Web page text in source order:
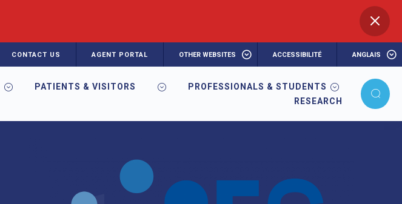
CONTACT US AGENT PORTAL OTHER WEBSITES ACCESSIBILITÉ ANGLAIS
PATIENTS & VISITORS
PROFESSIONALS & STUDENTS
RESEARCH